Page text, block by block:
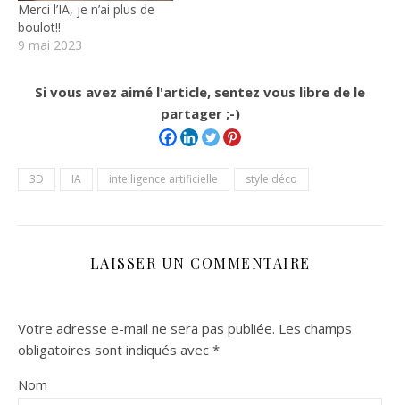
Merci l’IA, je n’ai plus de
boulot!!
9 mai 2023
Si vous avez aimé l'article, sentez vous libre de le
partager ;-)
3D IA intelligence artificielle style déco
LAISSER UN COMMENTAIRE
Votre adresse e-mail ne sera pas publiée. Les champs
obligatoires sont indiqués avec *
Nom